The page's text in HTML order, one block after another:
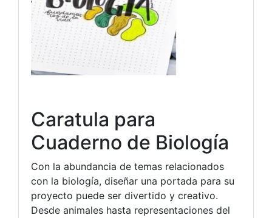
Caratula para
Cuaderno de Biología
Con la abundancia de temas relacionados
con la biología, diseñar una portada para su
proyecto puede ser divertido y creativo.
Desde animales hasta representaciones del